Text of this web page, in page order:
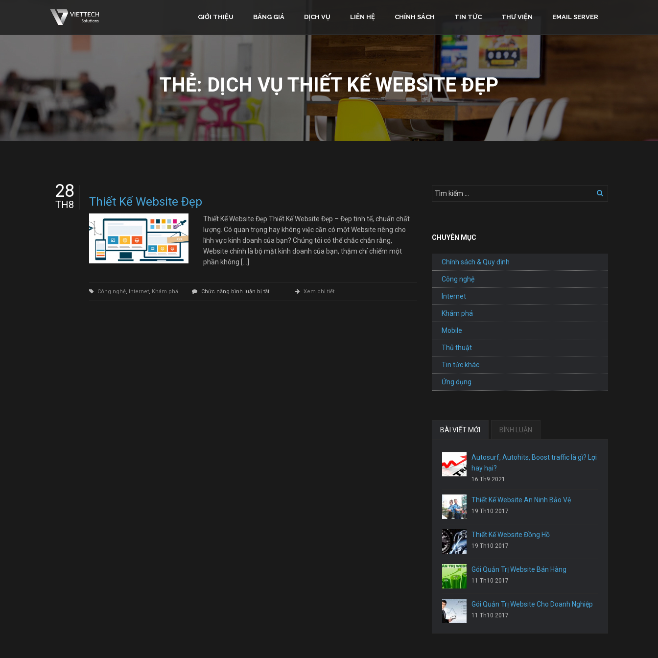
GIỚI THIỆU BẢNG GIÁ DỊCH VỤ LIÊN HỆ CHÍNH SÁCH TIN TỨC THƯ VIỆN EMAIL SERVER
THẺ: DỊCH VỤ THIẾT KẾ WEBSITE ĐẸP
Thiết Kế Website Đẹp
28
TH8
Thiết Kế Website Đẹp Thiết Kế Website Đẹp – Đẹp tinh tế, chuẩn chất
lượng. Có quan trọng hay không việc cần có một Website riêng cho
lĩnh vực kinh doanh của bạn? Chúng tôi có thể chắc chắn rằng,
Website chính là bộ mặt kinh doanh của bạn, thậm chí chiếm một
phần không […]
Công nghệ, Internet, Khám phá Chức năng bình luận bị tắtở
Xem chi tiết
CHUYÊN MỤC
Chính sách & Quy định
Công nghệ
Internet
Khám phá
Mobile
Thủ thuật
Tin tức khác
Ứng dụng
BÀI VIẾT MỚI BÌNH LUẬN
Autosurf, Autohits, Boost traffic là gì? Lợi
hay hại?
16 Th9 2021
Thiết Kế Website An Ninh Bảo Vệ
19 Th10 2017
Thiết Kế Website Đồng Hồ
19 Th10 2017
Gói Quản Trị Website Bán Hàng
11 Th10 2017
Gói Quản Trị Website Cho Doanh Nghiệp
11 Th10 2017